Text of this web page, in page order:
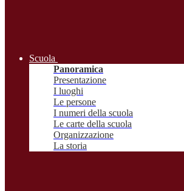
Scuola
Panoramica
Presentazione
I luoghi
Le persone
I numeri della scuola
Le carte della scuola
Organizzazione
La storia